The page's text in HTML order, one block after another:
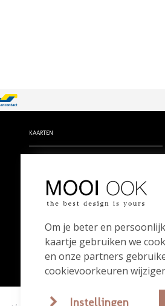
KAARTEN
Rouwdrukwerk
Stilgeboren kindje
Bestel een papierwaaier
Om je beter en
kaartje gebruiken we
en onze partners
cookievoorkeuren
Instellingen